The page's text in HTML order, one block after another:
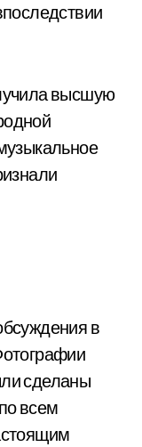
высшую
в
сделаны
всем